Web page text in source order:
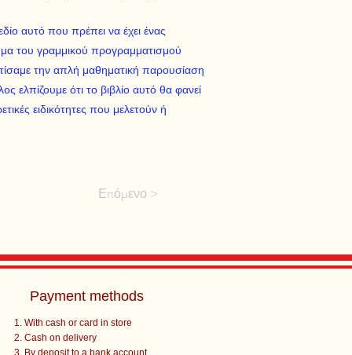
αυτό που πρέπει να έχει ένας
του γραμμικού προγραμματισμού
την απλή μαθηματική παρουσίαση
ελπίζουμε ότι το βιβλίο αυτό θα φανεί
ειδικότητες που μελετούν ή
Επόμενο >
Payment methods
With cash or card in store
Cash on delivery
By deposit to a bank account